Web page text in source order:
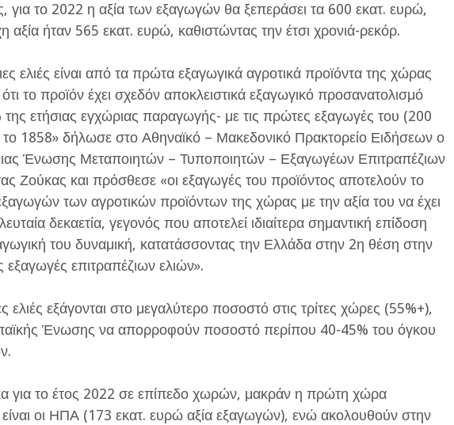
το 2022 η αξία των εξαγωγών θα ξεπεράσει τα 600 εκατ. ευρώ,
αξία ήταν 565 εκατ. ευρώ, καθιστώντας την έτσι χρονιά-ρεκόρ.
ελιές είναι από τα πρώτα εξαγωγικά αγροτικά προϊόντα της χώρας
το προϊόν έχει σχεδόν αποκλειστικά εξαγωγικό προσανατολισμό
της ετήσιας εγχώριας παραγωγής- με τις πρώτες εξαγωγές του (200
το 1858» δήλωσε στο Αθηναϊκό – Μακεδονικό Πρακτορείο Ειδήσεων ο
Ένωσης Μεταποιητών – Τυποποιητών – Εξαγωγέων Επιτραπέζιων
και πρόσθεσε «οι εξαγωγές του προϊόντος αποτελούν το
των αγροτικών προϊόντων της χώρας με την αξία του να έχει
δεκαετία, γεγονός που αποτελεί ιδιαίτερα σημαντική επίδοση
του δυναμική, κατατάσσοντας την Ελλάδα στην 2η θέση στην
εξαγωγές επιτραπέζιων ελιών».
ελιές εξάγονται στο μεγαλύτερο ποσοστό στις τρίτες χώρες (55%+),
Ένωσης να απορροφούν ποσοστό περίπου 40-45% του όγκου
για το έτος 2022 σε επίπεδο χωρών, μακράν η πρώτη χώρα
οι ΗΠΑ (173 εκατ. ευρώ αξία εξαγωγών), ενώ ακολουθούν στην